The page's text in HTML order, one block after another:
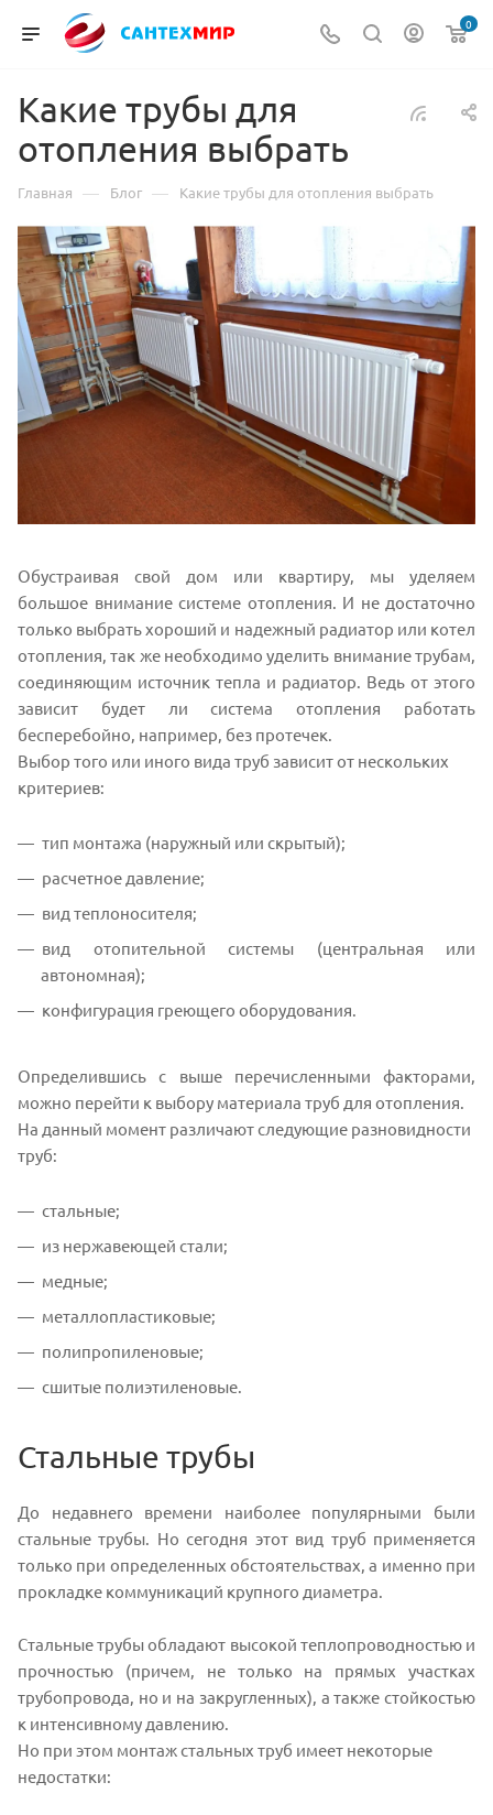
0
Какие трубы для
отопления выбрать
Главная — Блог — Какие трубы для отопления выбрать
Обустраивая свой дом или квартиру, мы уделяем
большое внимание системе отопления. И не достаточно
только выбрать хороший и надежный радиатор или котел
отопления, так же необходимо уделить внимание трубам,
соединяющим источник тепла и радиатор. Ведь от этого
зависит будет ли система отопления работать
бесперебойно, например, без протечек.
Выбор того или иного вида труб зависит от нескольких
критериев:
тип монтажа (наружный или скрытый);
расчетное давление;
вид теплоносителя;
вид отопительной системы (центральная или
автономная);
конфигурация греющего оборудования.
Определившись с выше перечисленными факторами,
можно перейти к выбору материала труб для отопления.
На данный момент различают следующие разновидности
труб:
стальные;
из нержавеющей стали;
медные;
металлопластиковые;
полипропиленовые;
сшитые полиэтиленовые.
Стальные трубы
До недавнего времени наиболее популярными были
стальные трубы. Но сегодня этот вид труб применяется
только при определенных обстоятельствах, а именно при
прокладке коммуникаций крупного диаметра.
Стальные трубы обладают высокой теплопроводностью и
прочностью (причем, не только на прямых участках
трубопровода, но и на закругленных), а также стойкостью
к интенсивному давлению.
Но при этом монтаж стальных труб имеет некоторые
недостатки: